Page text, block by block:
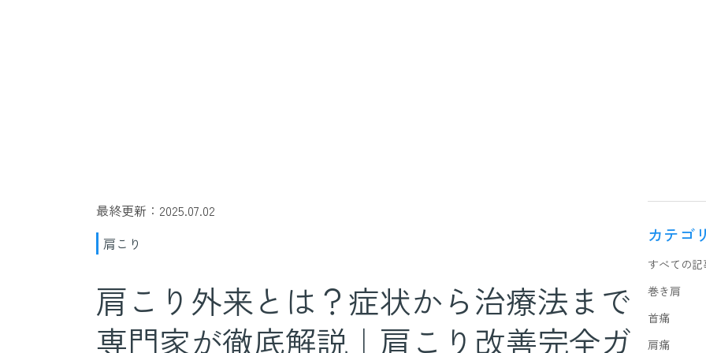
最終更新：2025.07.02
肩こり
肩こり外来とは？症状から治療法まで
専門家が徹底解説｜肩こり改善完全ガ
カテゴ
すべての記
巻き肩
首痛
肩痛